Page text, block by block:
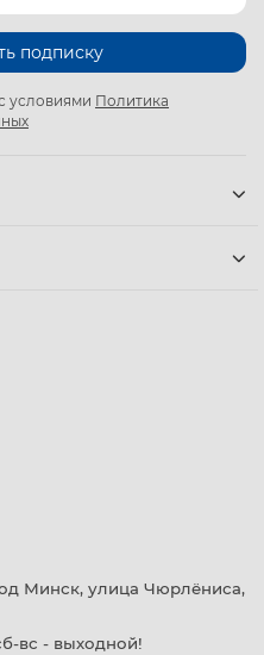
подписку
условиями Политика
Минск, улица Чюрлёниса,
вс - выходной!